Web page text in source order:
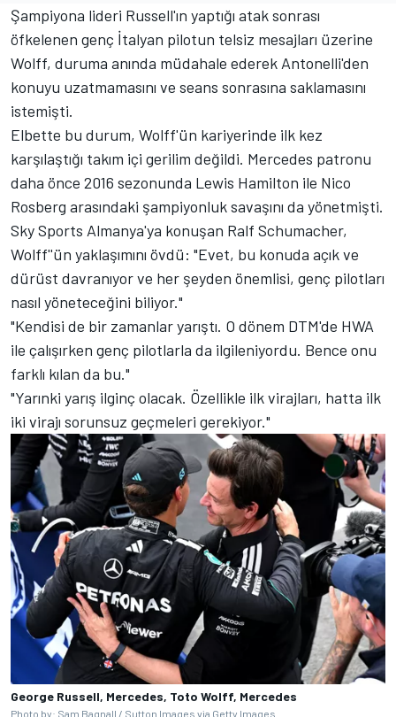
Şampiyona lideri Russell'ın yaptığı atak sonrası
öfkelenen genç İtalyan pilotun telsiz mesajları üzerine
Wolff, duruma anında müdahale ederek Antonelli'den
konuyu uzatmamasını ve seans sonrasına saklamasını
istemişti.
Elbette bu durum, Wolff'ün kariyerinde ilk kez
karşılaştığı takım içi gerilim değildi. Mercedes patronu
daha önce 2016 sezonunda Lewis Hamilton ile Nico
Rosberg arasındaki şampiyonluk savaşını da yönetmişti.
Sky Sports Almanya'ya konuşan Ralf Schumacher,
Wolff''ün yaklaşımını övdü: "Evet, bu konuda açık ve
dürüst davranıyor ve her şeyden önemlisi, genç pilotları
nasıl yöneteceğini biliyor."
"Kendisi de bir zamanlar yarıştı. O dönem DTM'de HWA
ile çalışırken genç pilotlarla da ilgileniyordu. Bence onu
farklı kılan da bu."
"Yarınki yarış ilginç olacak. Özellikle ilk virajları, hatta ilk
iki virajı sorunsuz geçmeleri gerekiyor."
George Russell, Mercedes, Toto Wolff, Mercedes
Photo by: Sam Bagnall / Sutton Images via Getty Images